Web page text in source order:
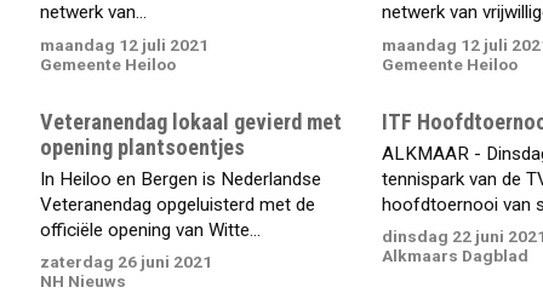
netwerk van...
maandag 12 juli 2021
Gemeente Heiloo
netwerk van
maandag 12 juli
Gemeente Heiloo
Veteranendag lokaal gevierd met
opening plantsoentjes
In Heiloo en Bergen is Nederlandse
Veteranendag opgeluisterd met de
officiële opening van Witte...
zaterdag 26 juni 2021
NH Nieuws
ITF
ALKMAAR -
tennispark van de
hoofdtoernooi van
dinsdag 22 juni
Alkmaars Dagblad